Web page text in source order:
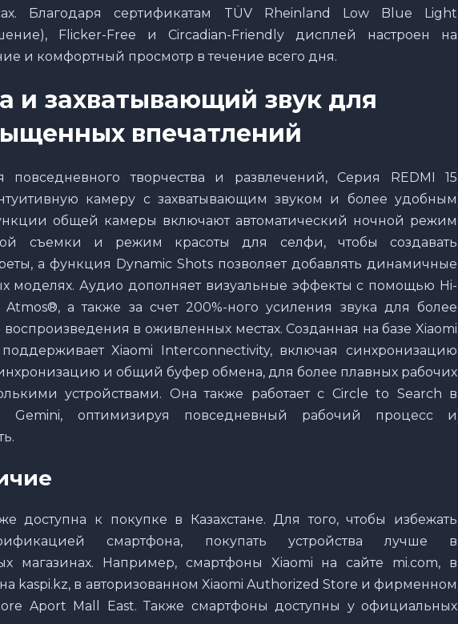
Благодаря сертификатам TÜV Rheinland Low Blue Light
Flicker-Free и Circadian-Friendly дисплей настроен на
и комфортный просмотр в течение всего дня.
и захватывающий звук для
впечатлений
повседневного творчества и развлечений, Cерия REDMI 15
камеру с захватывающим звуком и более удобным
общей камеры включают автоматический ночной режим
съемки и режим красоты для селфи, чтобы создавать
а функция Dynamic Shots позволяет добавлять динамичные
моделях. Аудио дополняет визуальные эффекты с помощью Hi-
а также за счет 200%-ного усиления звука для более
воспроизведения в оживленных местах. Созданная на базе Xiaomi
Xiaomi Interconnectivity, включая синхронизацию
и общий буфер обмена, для более плавных рабочих
устройствами. Она также работает с Circle to Search в
оптимизируя повседневный рабочий процесс и
доступна к покупке в Казахстане. Для того, чтобы избежать
смартфона, покупать устройства лучше в
магазинах. Например, смартфоны Xiaomi на сайте mi.com, в
kaspi.kz, в авторизованном Xiaomi Authorized Store и фирменном
Aport Mall East. Также смартфоны доступны у официальных